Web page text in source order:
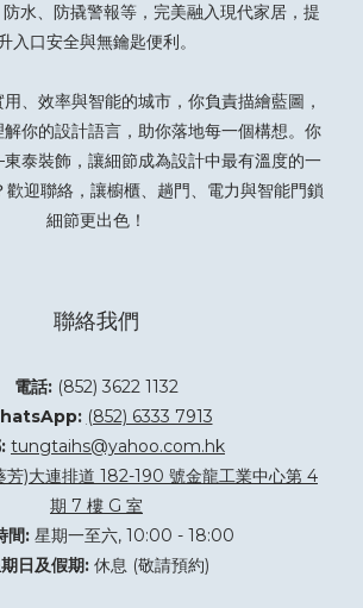
水、防撬警報等，完美融入現代家居，提
入口安全與無鑰匙便利。
、效率與智能的城市，你負責描繪藍圖，
你的設計語言，助你落地每一個構想。你
泰裝飾，讓細節成為設計中最有溫度的一
歡迎聯絡 ，讓櫥櫃、趟門、電力與智能門鎖
細節更出色！
聯絡我們
電話: (852) 3622 1132
(852) 6333 7913
tungtaihs@yahoo.com.hk
芳)大連排道 182-190 號金龍工業中心第 4
期 7 樓 G 室
間: 星期一至六, 10:00 - 18:00
日及假期:休息 (敬請預約)